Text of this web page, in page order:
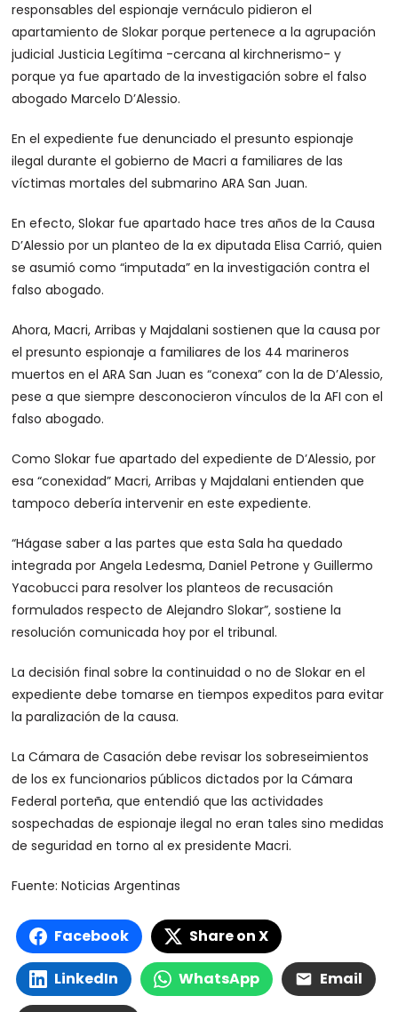
responsables del espionaje vernáculo pidieron el
apartamiento de Slokar porque pertenece a la agrupación
judicial Justicia Legítima -cercana al kirchnerismo- y
porque ya fue apartado de la investigación sobre el falso
abogado Marcelo D’Alessio.
En el expediente fue denunciado el presunto espionaje
ilegal durante el gobierno de Macri a familiares de las
víctimas mortales del submarino ARA San Juan.
En efecto, Slokar fue apartado hace tres años de la Causa
D’Alessio por un planteo de la ex diputada Elisa Carrió, quien
se asumió como “imputada” en la investigación contra el
falso abogado.
Ahora, Macri, Arribas y Majdalani sostienen que la causa por
el presunto espionaje a familiares de los 44 marineros
muertos en el ARA San Juan es “conexa” con la de D’Alessio,
pese a que siempre desconocieron vínculos de la AFI con el
falso abogado.
Como Slokar fue apartado del expediente de D’Alessio, por
esa “conexidad” Macri, Arribas y Majdalani entienden que
tampoco debería intervenir en este expediente.
“Hágase saber a las partes que esta Sala ha quedado
integrada por Angela Ledesma, Daniel Petrone y Guillermo
Yacobucci para resolver los planteos de recusación
formulados respecto de Alejandro Slokar”, sostiene la
resolución comunicada hoy por el tribunal.
La decisión final sobre la continuidad o no de Slokar en el
expediente debe tomarse en tiempos expeditos para evitar
la paralización de la causa.
La Cámara de Casación debe revisar los sobreseimientos
de los ex funcionarios públicos dictados por la Cámara
Federal porteña, que entendió que las actividades
sospechadas de espionaje ilegal no eran tales sino medidas
de seguridad en torno al ex presidente Macri.
Fuente: Noticias Argentinas
Facebook Share on X
LinkedIn WhatsApp Email